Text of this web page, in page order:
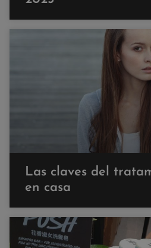
Las claves del
en casa